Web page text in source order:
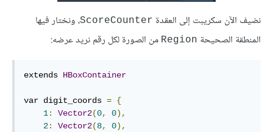
نضيف الآن سكريبت إلى العقدة ScoreCounter، ونختار فيها
المنطقة الصحيحة Region من الصورة لكل رقم نريد عرضه:
extends HBoxContainer
var digit_coords = {
1: Vector2(0, 0),
2: Vector2(8, 0),